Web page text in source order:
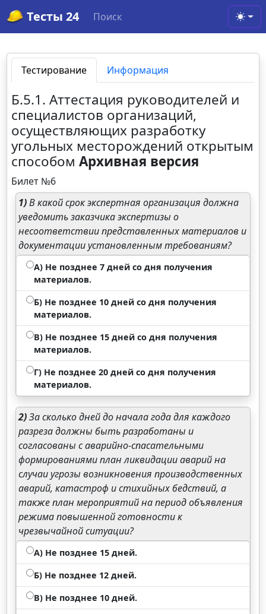
Тесты 24 Поиск
Тестирование Информация
Б.5.1. Аттестация руководителей и
специалистов организаций,
осуществляющих разработку
угольных месторождений открытым
способомАрхивная версия
Билет №6
1)В какой срок экспертная организация должна
уведомить заказчика экспертизы о
несоответствии представленных материалов и
документации установленным требованиям?
А) Не позднее 7 дней со дня получения
материалов.
Б) Не позднее 10 дней со дня получения
материалов.
В) Не позднее 15 дней со дня получения
материалов.
Г) Не позднее 20 дней со дня получения
материалов.
2)За сколько дней до начала года для каждого
разреза должны быть разработаны и
согласованы с аварийно-спасательными
формированиями план ликвидации аварий на
случаи угрозы возникновения производственных
аварий, катастроф и стихийных бедствий, а
также план мероприятий на период объявления
режима повышенной готовности к
чрезвычайной ситуации?
А) Не позднее 15 дней.
Б) Не позднее 12 дней.
В) Не позднее 10 дней.